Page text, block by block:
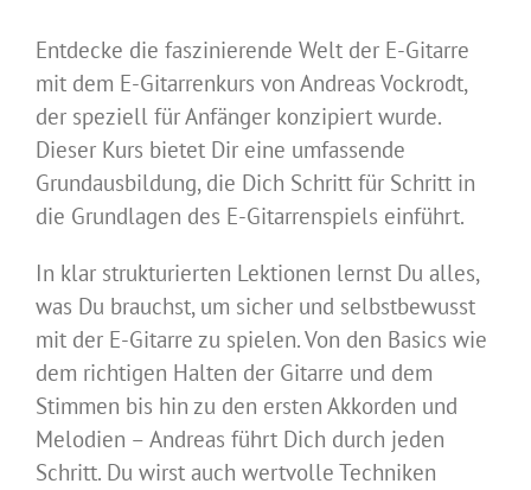
Entdecke die faszinierende Welt der E-Gitarre
mit dem E-Gitarrenkurs von Andreas Vockrodt,
der speziell für Anfänger konzipiert wurde.
Dieser Kurs bietet Dir eine umfassende
Grundausbildung, die Dich Schritt für Schritt in
die Grundlagen des E-Gitarrenspiels einführt.
In klar strukturierten Lektionen lernst Du alles,
was Du brauchst, um sicher und selbstbewusst
mit der E-Gitarre zu spielen. Von den Basics wie
dem richtigen Halten der Gitarre und dem
Stimmen bis hin zu den ersten Akkorden und
Melodien – Andreas führt Dich durch jeden
Schritt. Du wirst auch wertvolle Techniken